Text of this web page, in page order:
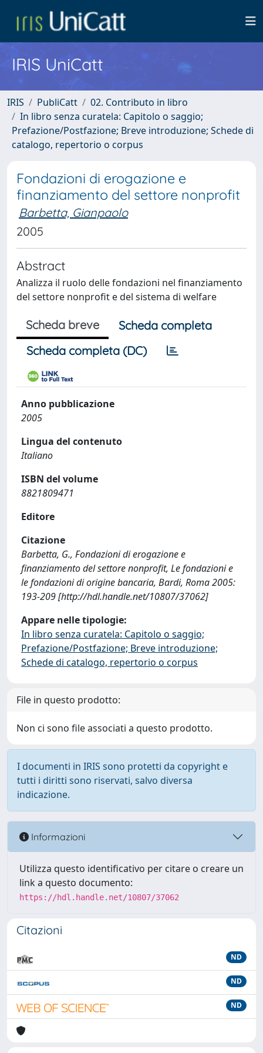
IRIS UniCatt
IRIS PubliCatt
02. Contributo in libro
In libro senza curatela: Capitolo o saggio;
Prefazione/Postfazione; Breve introduzione; Schede di
catalogo, repertorio o corpus
Fondazioni di erogazione e
finanziamento del settore nonprofit
Barbetta, Gianpaolo
2005
Abstract
Analizza il ruolo delle fondazioni nel finanziamento
del settore nonprofit e del sistema di welfare
Scheda breve
Scheda completa
Scheda completa (DC)
Anno pubblicazione
2005
Lingua del contenuto
Italiano
ISBN del volume
8821809471
Editore
Citazione
Barbetta, G., Fondazioni di erogazione e
finanziamento del settore nonprofit, Le fondazioni e
le fondazioni di origine bancaria, Bardi, Roma 2005:
193-209 [http://hdl.handle.net/10807/37062]
Appare nelle tipologie:
In libro senza curatela: Capitolo o saggio;
Prefazione/Postfazione; Breve introduzione;
Schede di catalogo, repertorio o corpus
File in questo prodotto:
Non ci sono file associati a questo prodotto.
I documenti in IRIS sono protetti da copyright e
tutti i diritti sono riservati, salvo diversa
indicazione.
Informazioni
Utilizza questo identificativo per citare o creare un
link a questo documento:
https://hdl.handle.net/10807/37062
Citazioni
ND
ND
ND